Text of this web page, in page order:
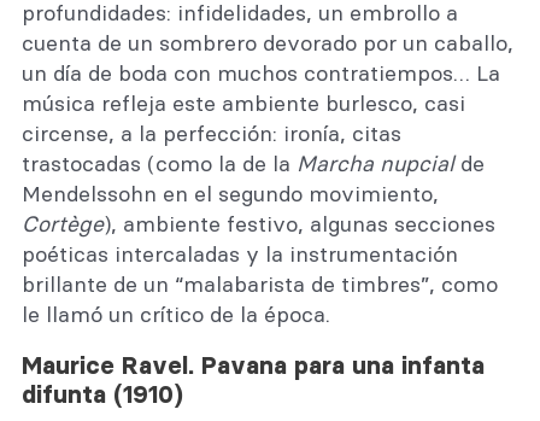
profundidades: infidelidades, un embrollo a
cuenta de un sombrero devorado por un caballo,
un día de boda con muchos contratiempos… La
música refleja este ambiente burlesco, casi
circense, a la perfección: ironía, citas
trastocadas (como la de la Marcha nupcialde
Mendelssohn en el segundo movimiento,
Cortège), ambiente festivo, algunas secciones
poéticas intercaladas y la instrumentación
brillante de un “malabarista de timbres”, como
le llamó un crítico de la época.
Maurice Ravel. Pavana para una infanta
difunta (1910)